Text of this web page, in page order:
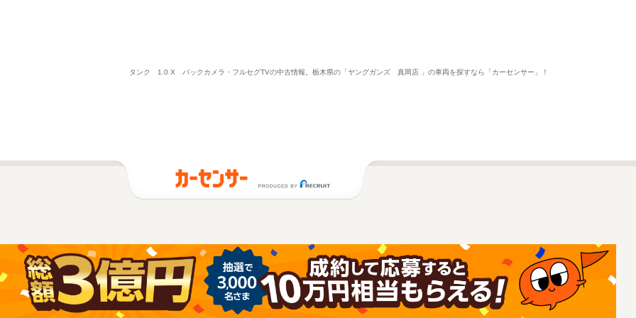
タンク 1.0 X バックカメラ・フルセグTVの中古情報。栃木県の「ヤングガンズ 真岡店 」の車両を探すなら「カーセンサー」！